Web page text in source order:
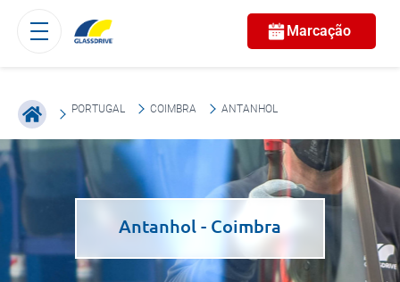
Marcação
PORTUGAL COIMBRA ANTANHOL
Antanhol - Coimbra